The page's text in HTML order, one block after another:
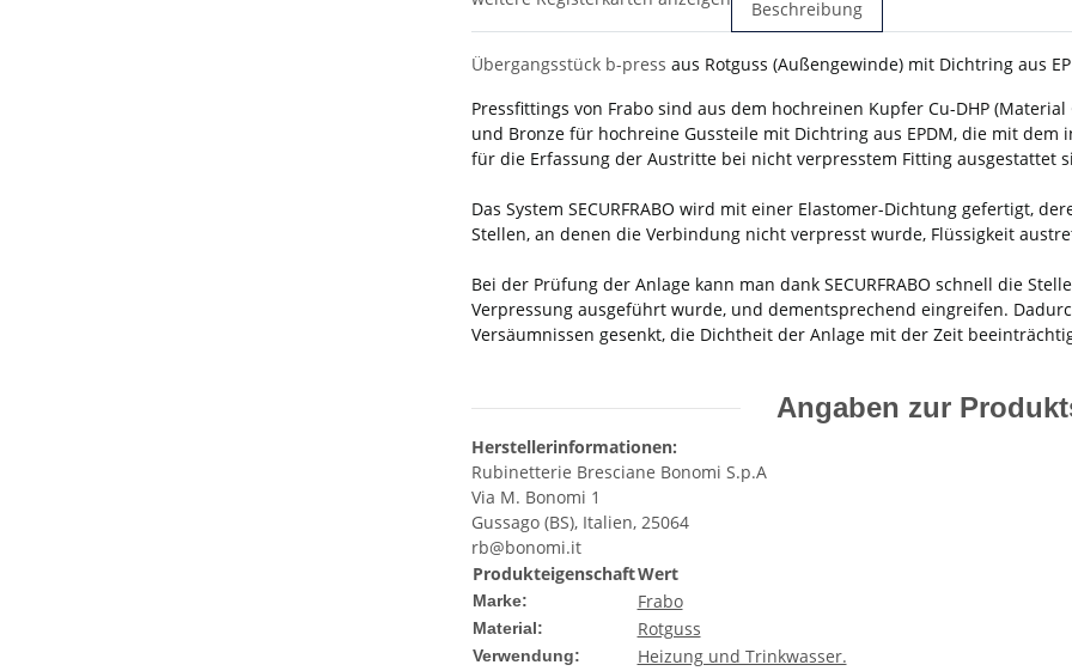
Beschreibung
Übergangsstück b-press aus Rotguss (Außengewinde) mit Dichtring aus
Pressfittings von Frabo sind aus dem hochreinen Kupfer Cu-DHP (Material
und Bronze für hochreine Gussteile mit Dichtring aus EPDM, die mit dem
für die Erfassung der Austritte bei nicht verpresstem Fitting ausgestattet
Das System SECURFRABO wird mit einer Elastomer-Dichtung gefertigt,
Stellen, an denen die Verbindung nicht verpresst wurde, Flüssigkeit
Bei der Prüfung der Anlage kann man dank SECURFRABO schnell die
Verpressung ausgeführt wurde, und dementsprechend eingreifen.
Versäumnissen gesenkt, die Dichtheit der Anlage mit der Zeit
Angaben zur
Herstellerinformationen:
Rubinetterie Bresciane Bonomi S.p.A
Via M. Bonomi 1
Gussago (BS), Italien, 25064
rb@bonomi.it
ProdukteigenschaftWert
Marke: Frabo
Material: Rotguss
Verwendung: Heizung und Trinkwasser.